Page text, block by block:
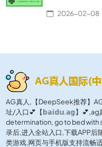
2026-02-08
AG真人,【DeepSeek推荐】
址/入口💕【𝕓𝕒𝕚𝕕𝕦.𝕒𝕘】💕,ag
determination, go to bed with
录后,进入全站入口,下载APP后
类游戏,网页与手机版支持流畅